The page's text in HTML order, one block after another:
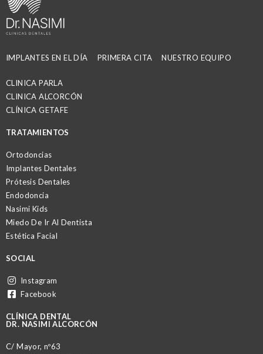
IMPLANTES EN EL DÍA PRIMERA CITA NUESTRO EQUIPO
CLINICA PARLA
CLINICA ALCORCÓN
CLÍNICA GETAFE
TRATAMIENTOS
Ortodoncias
Implantes Dentales
Prótesis Dentales
Endodoncia
Nasimi Kids
Miedo De Ir Al Dentista
Estética Facial
SOCIAL
Instagram
Facebook
CLÍNICA DENTAL
DR. NASIMI ALCORCÓN
C/ Mayor, nº63